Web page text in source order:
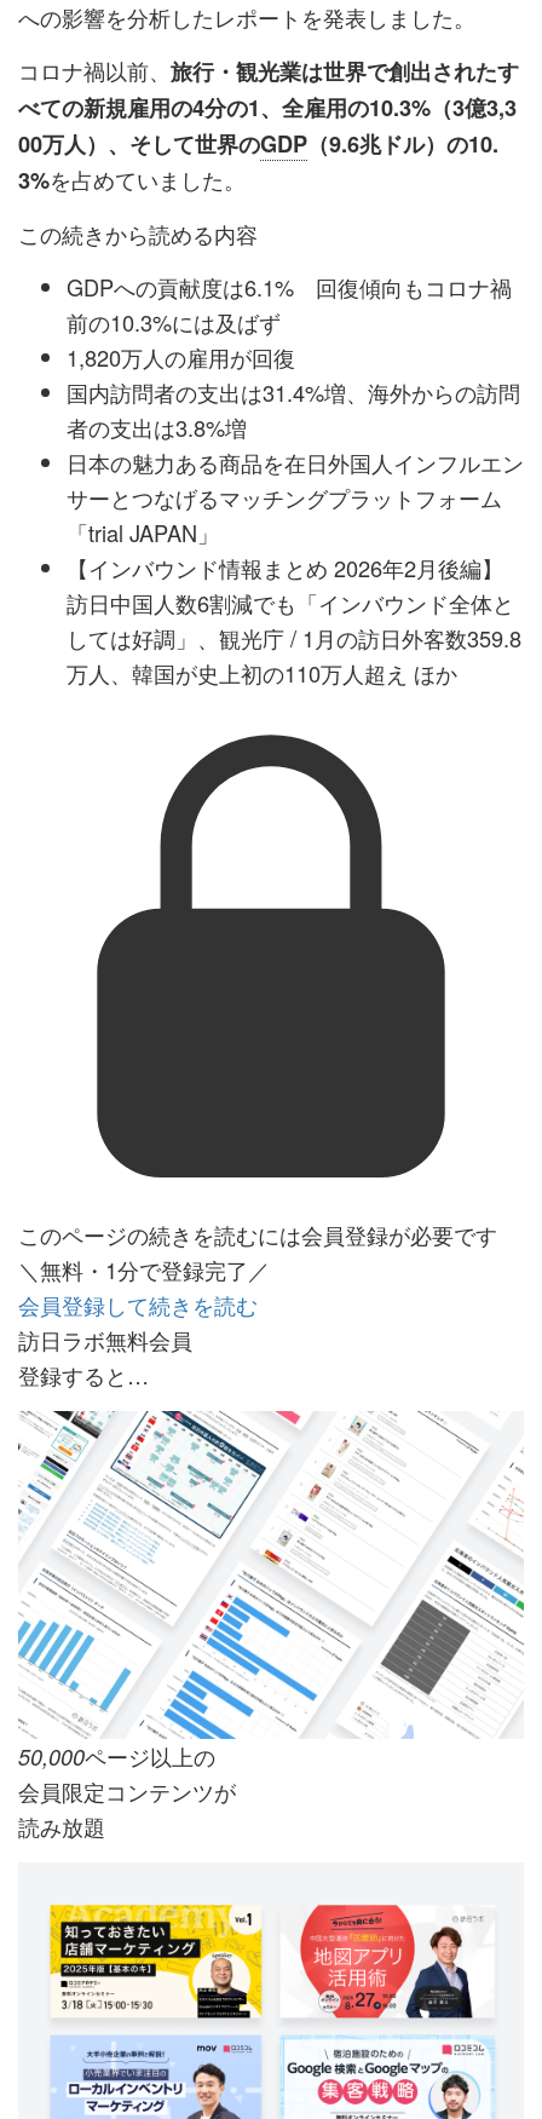
への影響を分析したレポートを発表しました。
コロナ禍以前、 旅行・観光業は世界で創出されたす
べての新規雇用の4分の1、全雇用の10.3%（3億3,3
00万人）、そして世界のGDP （9.6兆ドル）の10.
3%を占めていました。
この続きから読める内容
GDPへの貢献度は6.1% 回復傾向もコロナ禍
前の10.3%には及ばず
1,820万人の雇用が回復
国内訪問者の支出は31.4%増、海外からの訪問
者の支出は3.8%増
日本の魅力ある商品を在日外国人インフルエン
サーとつなげるマッチングプラットフォーム
「trial JAPAN」
【インバウンド情報まとめ 2026年2月後編】
訪日中国人数6割減でも「インバウンド全体と
しては好調」、観光庁 / 1月の訪日外客数359.8
万人、韓国が史上初の110万人超え ほか
このページの続きを読むには会員登録が必要です
＼無料・1分で登録完了／
会員登録して続きを読む
訪日ラボ無料会員
登録すると…
50,000ページ以上の
会員限定コンテンツが
読み放題